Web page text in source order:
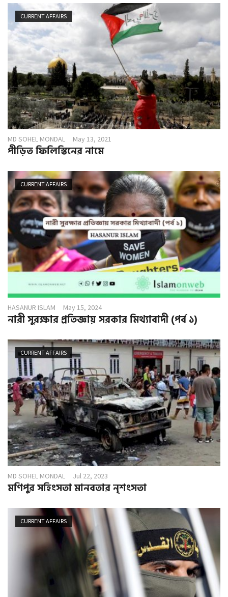
CURRENT AFFAIRS
MD SOHEL MONDAL May 13, 2021
পীড়িত ফিলিস্তিনের নামে
CURRENT AFFAIRS
HASANUR ISLAM May 15, 2024
নারী সুরক্ষার প্রতিজ্ঞায় সরকার মিথ্যাবাদী (পর্ব ১)
CURRENT AFFAIRS
MD SOHEL MONDAL Jul 22, 2023
মণিপুর সহিংসতা মানবতার নৃশংসতা
CURRENT AFFAIRS